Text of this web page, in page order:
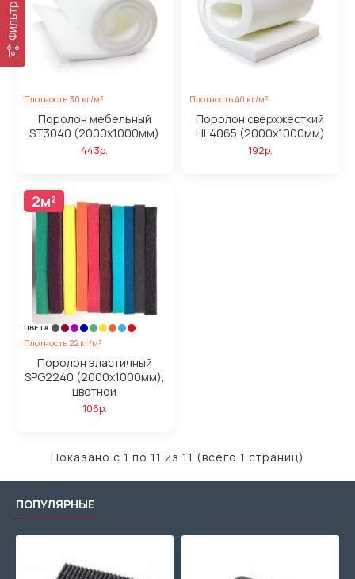
Фильтр
Плотность 30 кг/м³
Поролон мебельный
ST3040 (2000x1000мм)
443р.
Плотность 40 кг/м³
Поролон сверхжесткий
HL4065 (2000x1000мм)
192р.
ЦВЕТА
2м²
Плотность 22 кг/м³
Поролон эластичный
SPG2240 (2000x1000мм),
цветной
106р.
Показано с 1 по 11 из 11 (всего 1 страниц)
ПОПУЛЯРНЫЕ